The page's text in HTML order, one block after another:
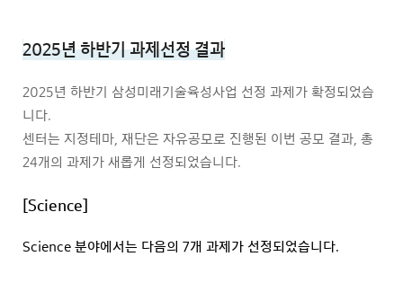
2025년 하반기 과제선정 결과
2025년 하반기 삼성미래기술육성사업 선정 과제가 확정되었습
니다.
센터는 지정테마, 재단은 자유공모로 진행된 이번 공모 결과, 총
24개의 과제가 새롭게 선정되었습니다.
[Science]
Science 분야에서는 다음의 7개 과제가 선정되었습니다.